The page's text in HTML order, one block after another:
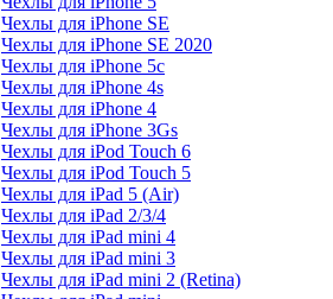
Чехлы для iPhone SE
Чехлы для iPhone SE 2020
Чехлы для iPhone 5c
Чехлы для iPhone 4s
Чехлы для iPhone 4
Чехлы для iPhone 3Gs
Чехлы для iPod Touch 6
Чехлы для iPod Touch 5
Чехлы для iPad 5 (Air)
Чехлы для iPad 2/3/4
Чехлы для iPad mini 4
Чехлы для iPad mini 3
Чехлы для iPad mini 2 (Retina)